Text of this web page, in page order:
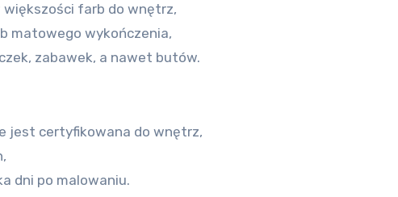
farb do wnętrz,
matowego wykończenia,
zabawek, a nawet butów.
jest certyfikowana do wnętrz,
dni po malowaniu.